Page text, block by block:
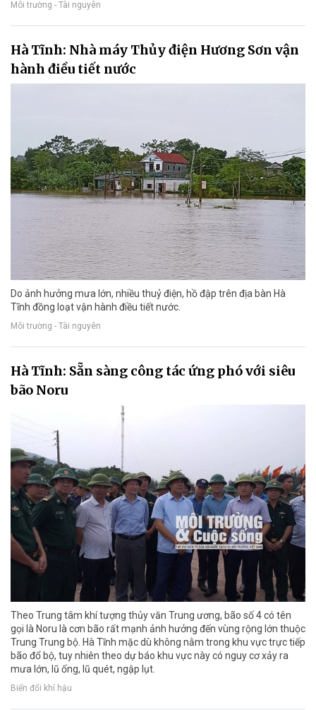
Môi trường - Tài nguyên
Hà Tĩnh: Nhà máy Thủy điện Hương Sơn vận
hành điều tiết nước
Do ảnh hưởng mưa lớn, nhiều thuỷ điện, hồ đập trên địa bàn Hà
Tĩnh đồng loạt vận hành điều tiết nước.
Môi trường - Tài nguyên
Hà Tĩnh: Sẵn sàng công tác ứng phó với siêu
bão Noru
Theo Trung tâm khí tượng thủy văn Trung ương, bão số 4 có tên
gọi là Noru là cơn bão rất mạnh ảnh hưởng đến vùng rộng lớn thuộc
Trung Trung bộ. Hà Tĩnh mặc dù không nằm trong khu vực trực tiếp
bão đổ bộ, tuy nhiên theo dự báo khu vực này có nguy cơ xảy ra
mưa lớn, lũ ống, lũ quét, ngập lụt.
Biến đổi khí hậu